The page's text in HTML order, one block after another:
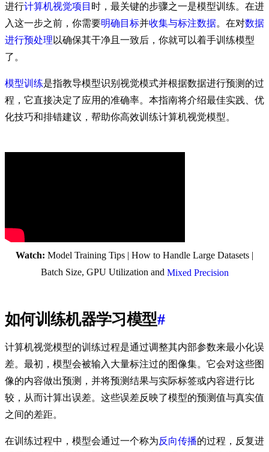
进行计算机视觉项目 时，最关键的步骤之一是模型训练。在进
入这一步之前，你需要明确目标并收集与标注数据。在对数据
进行预处理 以确保其干净且一致后，你就可以着手训练模型
了。
模型训练是指教导模型识别视觉模式并根据数据进行预测的过
程，它直接决定了应用的准确率。本指南将介绍最佳实践、优
化技巧和排错建议，帮助你高效训练计算机视觉模型。
Watch: Model Training Tips | How to Handle Large Datasets |
Batch Size, GPU Utilization and Mixed Precision
如何训练机器学习模型#
计算机视觉模型的训练过程是通过调整其内部参数来最小化误
差。最初，模型会被输入大量标注过的图像集。它会对这些图
像的内容做出预测，并将预测结果与实际标签或内容进行比
较，从而计算出误差。这些误差反映了模型的预测值与真实值
之间的差距。
在训练过程中，模型会通过一个称为反向传播的过程，反复进